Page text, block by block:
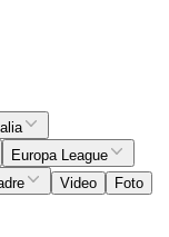
Europa League
Video
Foto